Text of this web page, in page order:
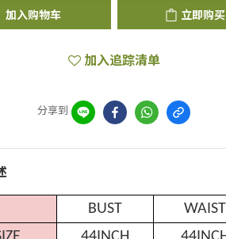
加入购物车 立即购买
加入追踪清单
分享到
BUST WAIST